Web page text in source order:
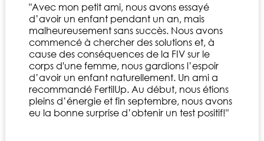
"Avec mon petit ami, nous avons essayé
d’avoir un enfant pendant un an, mais
malheureusement sans succès. Nous avons
commencé à chercher des solutions et, à
cause des conséquences de la FIV sur le
corps d'une femme, nous gardions l’espoir
d’avoir un enfant naturellement. Un ami a
recommandé FertilUp. Au début, nous étions
pleins d’énergie et fin septembre, nous avons
eu la bonne surprise d’obtenir un test positif!"